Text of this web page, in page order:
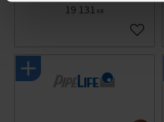
19 131 KR
Gem